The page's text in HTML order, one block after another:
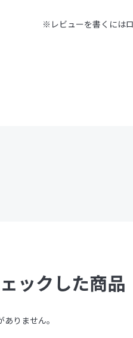
※レビューを書くには
ックした商品
りません。